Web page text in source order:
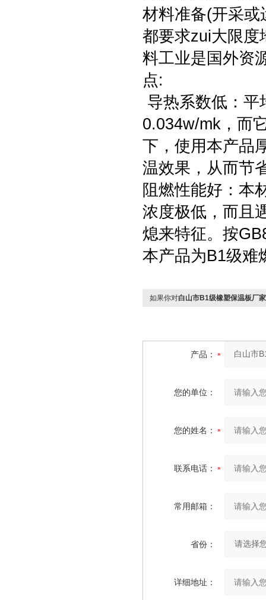
材料准备(开采或
都要求zui大限度
料工业是国外资
点:
导热系数低：
0.034w/mk，而
下，使用本产品
温效果，从而节
阻燃性能好：本
浓度极低，而且
熄来特征。按
本产品为B1级难
如果你对白山市B1级橡塑保温板厂
产品：
您的单位：
您的姓名：
联系电话：
常用邮箱：
省份：
详细地址：